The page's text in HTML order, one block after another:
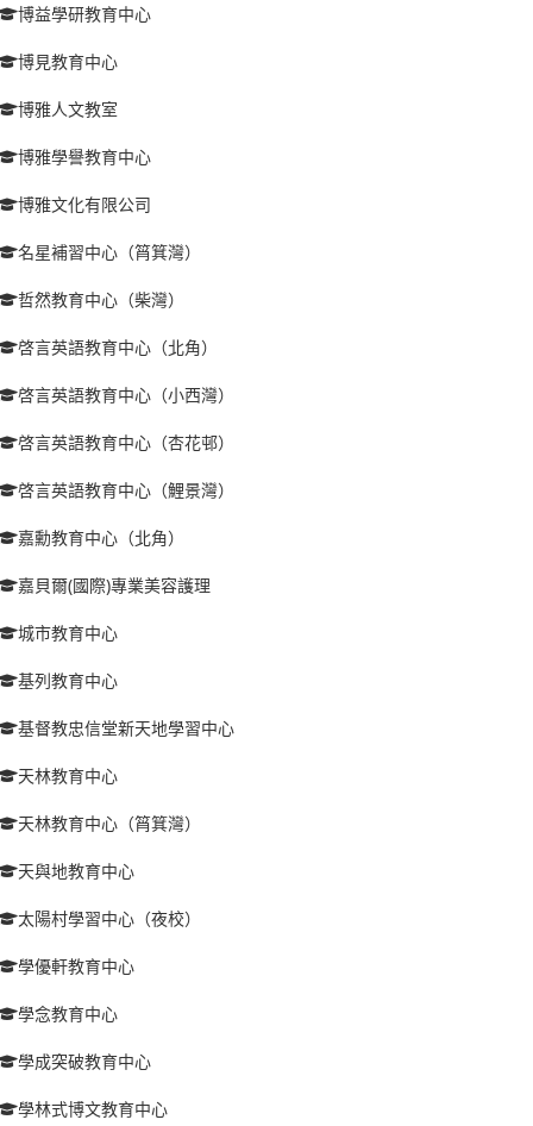
博益學研教育中心
博見教育中心
博雅人文教室
博雅學譽教育中心
博雅文化有限公司
名星補習中心（筲箕灣）
哲然教育中心（柴灣）
啓言英語教育中心（北角）
啓言英語教育中心（小西灣）
啓言英語教育中心（杏花邨）
啓言英語教育中心（鯉景灣）
嘉勳教育中心（北角）
嘉貝爾(國際)專業美容護理
城市教育中心
基列教育中心
基督教忠信堂新天地學習中心
天林教育中心
天林教育中心（筲箕灣）
天與地教育中心
太陽村學習中心（夜校）
學優軒教育中心
學念教育中心
學成突破教育中心
學林式博文教育中心